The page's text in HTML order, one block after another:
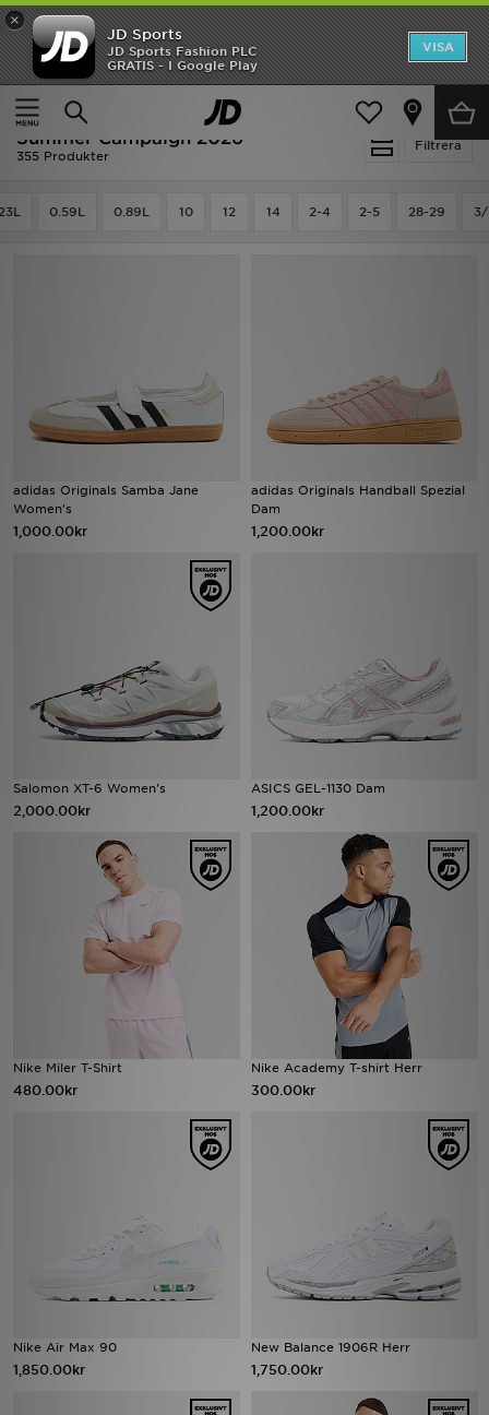
×
JD Sports
JD Sports Fashion PLC
GRATIS - I Google Play
VISA
Ny termin, ny stil Essentials för skolstarten
Hem
Summer Campaign 2026
Filtrera
Summer Campaign 2026
355 Produkter
0.59L 0.89L 10 12 14 2-4 2-5 28-29 3/
adidas Originals Samba Jane
Women's
1,000.00kr
adidas Originals Handball Spezial
Dam
1,200.00kr
Salomon XT-6 Women's
2,000.00kr
ASICS GEL-1130 Dam
1,200.00kr
Nike Miler T-Shirt
480.00kr
Nike Academy T-shirt Herr
300.00kr
Nike Air Max 90
1,850.00kr
New Balance 1906R Herr
1,750.00kr
Hem
Rea
Nyheter
Sport
Fotboll
Ladda ner appen
Kundservice
JD Blogg